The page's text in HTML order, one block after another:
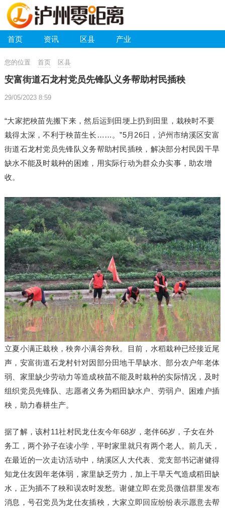
首页 资讯 区县 产业
您的位置 首页 区县
安富街道石龙村党员先锋队义务帮助村民插秧
29/05/2023 8:59
“大家把秧苗先搬下来，然后运到田埂上扔到田里，栽秧时不要
栽得太深，不利于秧苗生长……。”5月26日，泸州市纳溪区安富
街道石龙村党员先锋队义务帮助村民插秧，解决部分村民因干旱
缺水不能及时栽种的困难，用实际行动为群众办实事，助农增
收。
立夏小满正栽秧，秧奔小满谷奔秋。目前，水稻栽种已经接近尾
声，安富街道石龙村针对因部分田地干旱缺水、部分农户年老体
弱、家里缺少劳动力等造成秧苗不能及时栽种的实际情况，及时
组织党员先锋队、志愿者义务为稻田缺水户、劳弱户、困难户插
秧，助力春耕生产。
据了解，该村11社村民龙仕友今年68岁，老伴66岁，子女在外
务工，两个孙子在读小学，平时家里就只有两个老人。前几天，
在最近的一次走访活动中，纳溪区人大代表、党支部书记谢健得
知龙仕友因年老体弱，家里缺乏劳力，加上干旱天气造成稻田缺
水，正为插不了秧和误农时发愁。谢健立即在党员微信群里发布
消息，号召党员为龙仕友插秧，大家立即回应纷纷表示愿意去帮